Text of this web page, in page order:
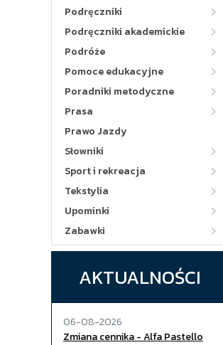
Podręczniki
Podręczniki akademickie
Podróże
Pomoce edukacyjne
Poradniki metodyczne
Prasa
Prawo Jazdy
Słowniki
Sport i rekreacja
Tekstylia
Upominki
Zabawki
AKTUALNOŚCI
06-08-2026
Zmiana cennika - Alfa Pastello